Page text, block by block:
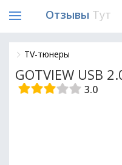
Отзывы Тут
TV-тюнеры
GOTVIEW USB
3.0